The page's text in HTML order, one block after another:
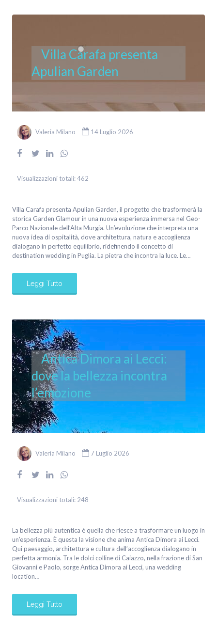
Villa Carafa presenta
Apulian Garden
Valeria Milano 14 Luglio 2026
Visualizzazioni totali:462
Villa Carafa presenta Apulian Garden, il progetto che trasformerà la
storica Garden Glamour in una nuova esperienza immersa nel Geo-
Parco Nazionale dell’Alta Murgia. Un’evoluzione che interpreta una
nuova idea di ospitalità, dove architettura, natura e accoglienza
dialogano in perfetto equilibrio, ridefinendo il concetto di
destination wedding in Puglia. La pietra che incontra la luce. Le…
Leggi Tutto
Antica Dimora ai Lecci:
dove la bellezza incontra
l’emozione
Valeria Milano 7 Luglio 2026
Visualizzazioni totali: 248
La bellezza più autentica è quella che riesce a trasformare un luogo in
un’esperienza. È questa la visione che anima Antica Dimora ai Lecci.
Qui paesaggio, architettura e cultura dell’accoglienza dialogano in
perfetta armonia. Tra le dolci colline di Caiazzo, nella frazione di San
Giovanni e Paolo, sorge Antica Dimora ai Lecci, una wedding
location…
Leggi Tutto